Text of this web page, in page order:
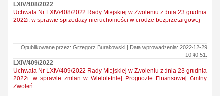
LXIV/408/2022
Uchwała Nr LXIV/408/2022 Rady Miejskiej w Zwoleniu z dnia 23 grudnia
2022r. w sprawie sprzedaży nieruchomości w drodze bezprzetargowej
Opublikowane przez: Grzegorz Burakowski | Data wprowadzenia: 2022-12-29
10:40:51.
LXIV/409/2022
Uchwała Nr LXIV/409/2022 Rady Miejskiej w Zwoleniu z dnia 23 grudnia
2022r. w sprawie zmian w Wieloletniej Prognozie Finansowej Gminy
Zwoleń